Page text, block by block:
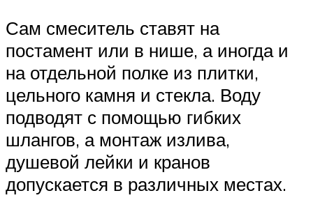
Сам смеситель ставят на
постамент или в нише, а иногда и
на отдельной полке из плитки,
цельного камня и стекла. Воду
подводят с помощью гибких
шлангов, а монтаж излива,
душевой лейки и кранов
допускается в различных местах.